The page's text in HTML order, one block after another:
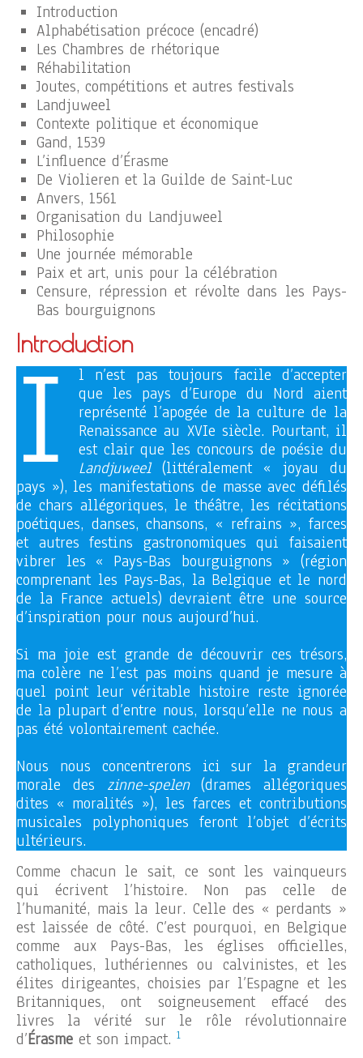
Introduction
Alphabétisation précoce (encadré)
Les Chambres de rhétorique
Réhabilitation
Joutes, compétitions et autres festivals
Landjuweel
Contexte politique et économique
Gand, 1539
L’influence d’Érasme
De Violieren et la Guilde de Saint-Luc
Anvers, 1561
Organisation du Landjuweel
Philosophie
Une journée mémorable
Paix et art, unis pour la célébration
Censure, répression et révolte dans les Pays-
Bas bourguignons
Introduction
I
l n’est pas toujours facile d’accepter
que les pays d’Europe du Nord aient
représenté l’apogée de la culture de la
Renaissance au XVIe siècle. Pourtant, il
est clair que les concours de poésie du
Landjuweel(littéralement « joyau du
pays »), les manifestations de masse avec défilés
de chars allégoriques, le théâtre, les récitations
poétiques, danses, chansons, « refrains », farces
et autres festins gastronomiques qui faisaient
vibrer les « Pays-Bas bourguignons » (région
comprenant les Pays-Bas, la Belgique et le nord
de la France actuels) devraient être une source
d’inspiration pour nous aujourd’hui.
Si ma joie est grande de découvrir ces trésors,
ma colère ne l’est pas moins quand je mesure à
quel point leur véritable histoire reste ignorée
de la plupart d’entre nous, lorsqu’elle ne nous a
pas été volontairement cachée.
Nous nous concentrerons ici sur la grandeur
morale des zinne-spelen(drames allégoriques
dites « moralités »), les farces et contributions
musicales polyphoniques feront l’objet d’écrits
ultérieurs.
Comme chacun le sait, ce sont les vainqueurs
qui écrivent l’histoire. Non pas celle de
l’humanité, mais la leur. Celle des « perdants »
est laissée de côté. C’est pourquoi, en Belgique
comme aux Pays-Bas, les églises officielles,
catholiques, luthériennes ou calvinistes, et les
élites dirigeantes, choisies par l’Espagne et les
Britanniques, ont soigneusement effacé des
livres la vérité sur le rôle révolutionnaire
d’Érasme et son impact. 1